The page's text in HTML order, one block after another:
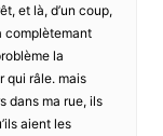
et là, d’un coup,
complètemant
la
qui râle. mais
dans ma rue, ils
aient les